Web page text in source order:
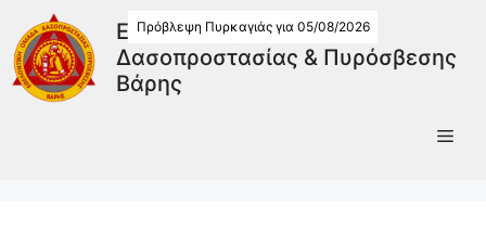
Εθελοντική Ομάδα
Δασοπροστασίας & Πυρόσβεσης
Βάρης
Πρόβλεψη Πυρκαγιάς για 05/08/2026